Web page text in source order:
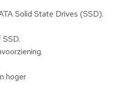
Solid State Drives (SSD).
hoger